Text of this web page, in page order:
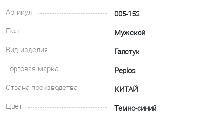
Артикул
005-152
Пол
Мужской
Вид изделия
Галстук
Торговая марка
Peplos
Страна производства
КИТАЙ
Цвет
Темно-синий